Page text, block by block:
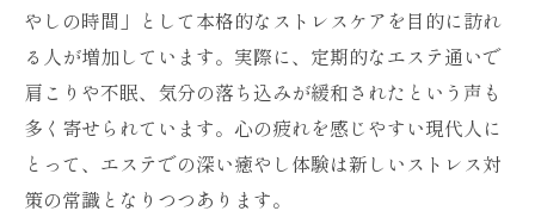
やしの時間」として本格的なストレスケアを目的に訪れ
る人が増加しています。実際に、定期的なエステ通いで
肩こりや不眠、気分の落ち込みが緩和されたという声も
多く寄せられています。心の疲れを感じやすい現代人に
とって、エステでの深い癒やし体験は新しいストレス対
策の常識となりつつあります。